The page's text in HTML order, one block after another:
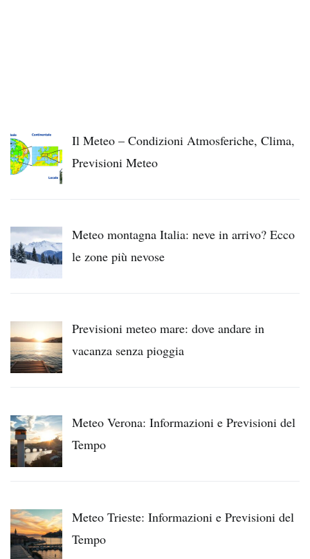
Il Meteo – Condizioni Atmosferiche, Clima,
Previsioni Meteo
Meteo montagna Italia: neve in arrivo? Ecco
le zone più nevose
Previsioni meteo mare: dove andare in
vacanza senza pioggia
Meteo Verona: Informazioni e Previsioni del
Tempo
Meteo Trieste: Informazioni e Previsioni del
Tempo